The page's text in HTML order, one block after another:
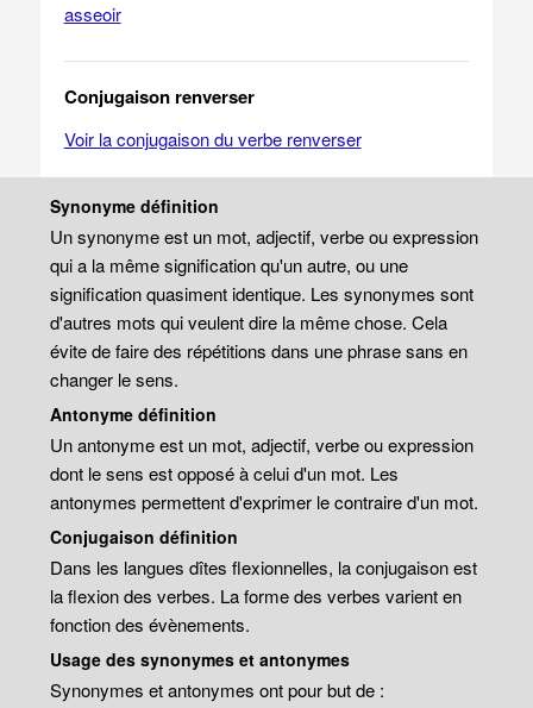
asseoir
Conjugaison renverser
Voir la conjugaison du verbe renverser
Synonyme définition
Un synonyme est un mot, adjectif, verbe ou expression
qui a la même signification qu'un autre, ou une
signification quasiment identique. Les synonymes sont
d'autres mots qui veulent dire la même chose. Cela
évite de faire des répétitions dans une phrase sans en
changer le sens.
Antonyme définition
Un antonyme est un mot, adjectif, verbe ou expression
dont le sens est opposé à celui d'un mot. Les
antonymes permettent d'exprimer le contraire d'un mot.
Conjugaison définition
Dans les langues dîtes flexionnelles, la conjugaison est
la flexion des verbes. La forme des verbes varient en
fonction des évènements.
Usage des synonymes et antonymes
Synonymes et antonymes ont pour but de :